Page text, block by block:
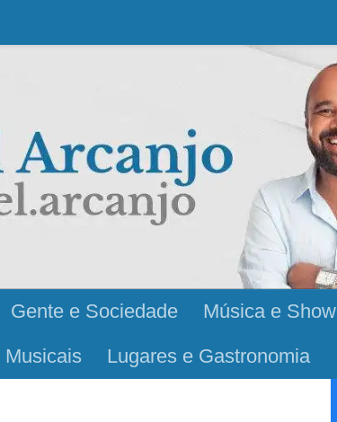
Gente e Sociedade
Música e Show
Musicais Lugares e Gastronomia